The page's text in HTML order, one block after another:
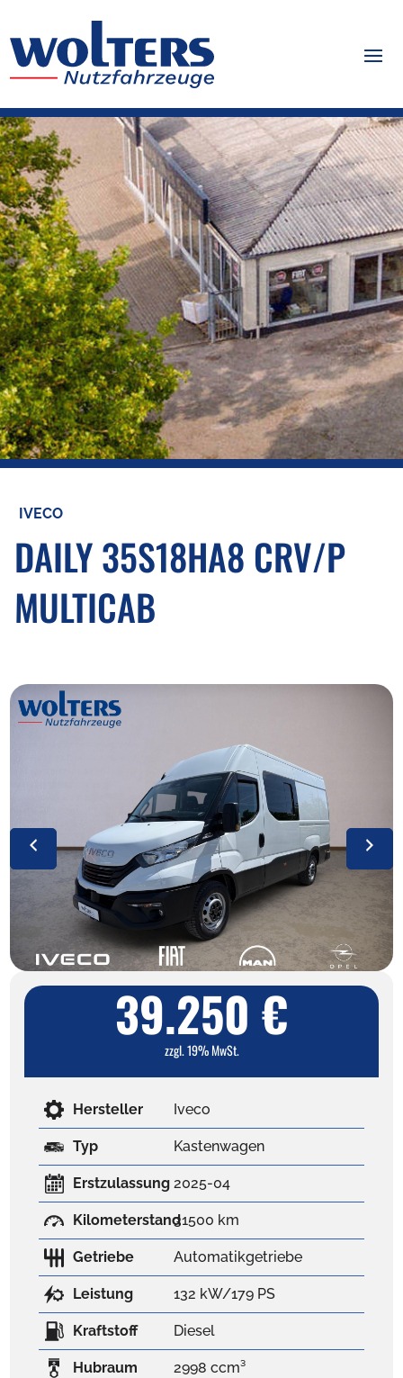
IVECO
DAILY 35S18HA8 CRV/P
MULTICAB
39.250 €
zzgl. 19% MwSt.
Hersteller Iveco
Typ Kastenwagen
Erstzulassung 2025-04
Kilometerstand31500 km
Getriebe Automatikgetriebe
Leistung 132 kW/179 PS
Kraftstoff Diesel
Hubraum 2998 ccm³